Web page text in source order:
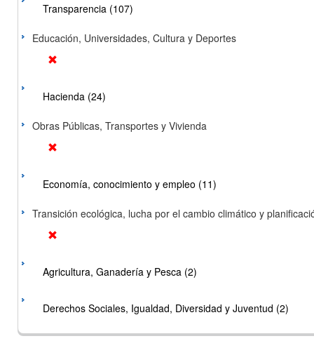
Transparencia (107)
Educación, Universidades, Cultura y Deportes
Hacienda (24)
Obras Públicas, Transportes y Vivienda
Economía, conocimiento y empleo (11)
Transición ecológica, lucha por el cambio climático y
Agricultura, Ganadería y Pesca (2)
Derechos Sociales, Igualdad, Diversidad y Juventud (2)